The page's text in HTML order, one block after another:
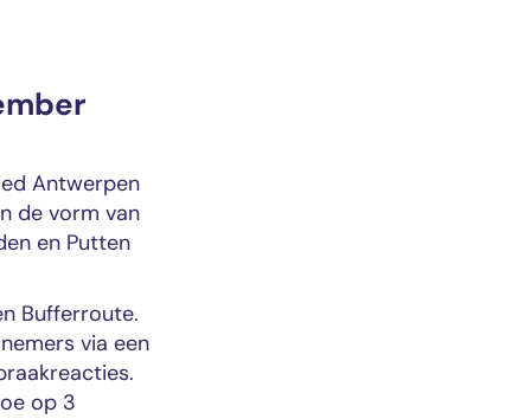
Antwerpen
de vorm van
en Putten
Bufferroute.
via een
op 3